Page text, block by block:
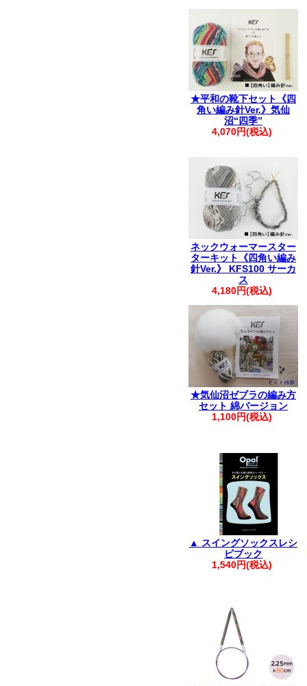
★平和の靴下セット《四
角い編み針Ver.》気仙
沼“四季”
4,070円(税込)
ネックウォーマースター
ターキット《四角い編み
針Ver.》 KFS100 サーカ
ス
4,180円(税込)
★気仙沼ゼブラの編み方
セット 綿バージョン
1,100円(税込)
▲ スイングソックスレシ
ピブック
1,540円(税込)